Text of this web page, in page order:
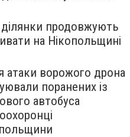
ділянки продовжують
на Нікопольщині
атаки ворожого дрона
поранених із
автобуса